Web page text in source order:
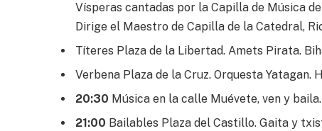
Vísperas cantadas por la Capilla de Música
Dirige el Maestro de Capilla de la Catedral,
Títeres Plaza de la Libertad. Amets Pirata.
Verbena Plaza de la Cruz. Orquesta Yatagan.
20:30 Música en la calle Muévete, ven y
21:00 Bailables Plaza del Castillo. Gaita y